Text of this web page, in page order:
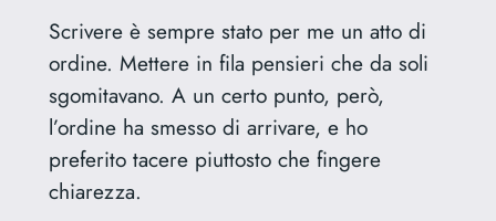
Scrivere è sempre stato per me un atto di
ordine. Mettere in fila pensieri che da soli
sgomitavano. A un certo punto, però,
l’ordine ha smesso di arrivare, e ho
preferito tacere piuttosto che fingere
chiarezza.